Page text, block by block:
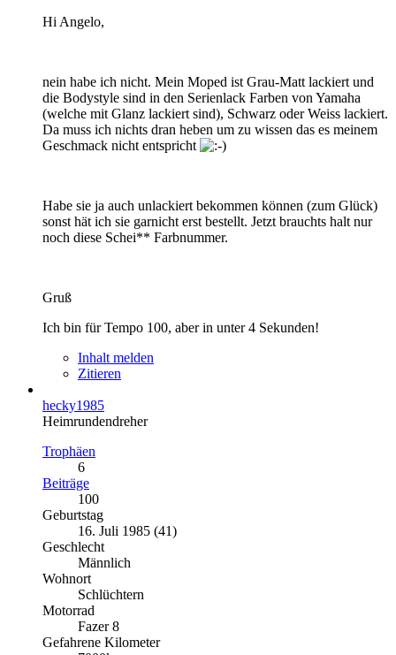
Hi Angelo,
nein habe ich nicht. Mein Moped ist Grau-Matt lackiert und
die Bodystyle sind in den Serienlack Farben von Yamaha
(welche mit Glanz lackiert sind), Schwarz oder Weiss lackiert.
Da muss ich nichts dran heben um zu wissen das es meinem
Geschmack nicht entspricht
Habe sie ja auch unlackiert bekommen können (zum Glück)
sonst hät ich sie garnicht erst bestellt. Jetzt brauchts halt nur
noch diese Schei** Farbnummer.
Gruß
Ich bin für Tempo 100, aber in unter 4 Sekunden!
Inhalt melden
Zitieren
hecky1985
Heimrundendreher
Trophäen
6
Beiträge
100
Geburtstag
16. Juli 1985 (41)
Geschlecht
Männlich
Wohnort
Schlüchtern
Motorrad
Fazer 8
Gefahrene Kilometer